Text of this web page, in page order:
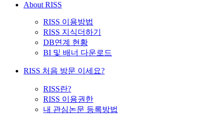
About RISS
RISS 이용방법
RISS 지식더하기
DB연계 현황
BI 및 배너 다운로드
RISS 처음 방문 이세요?
RISS란?
RISS 이용권한
내 관심논문 등록방법